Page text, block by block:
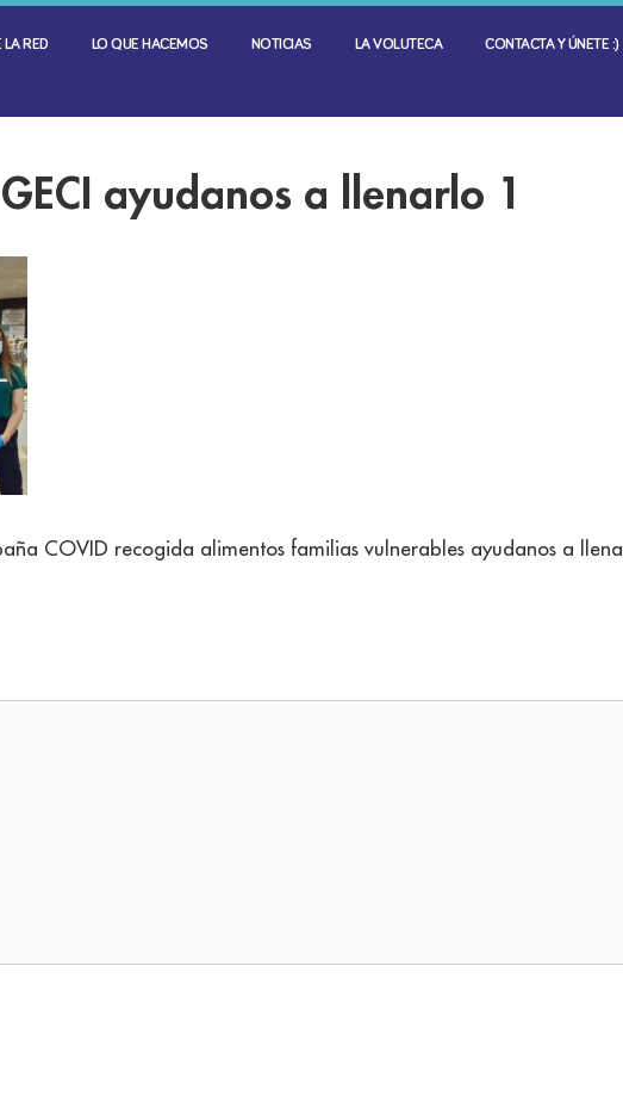
RED LO QUE HACEMOS NOTICIAS LA VOLUTECA CONTACTA Y ÚNETE :)
ayudanos a llenarlo 1
COVID recogida alimentos familias vulnerables ayudanos a